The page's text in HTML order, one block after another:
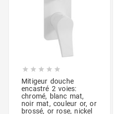
    
Mitigeur douche
encastré 2 voies:
chromé, blanc mat,
noir mat, couleur or, or
brossé, or rose, nickel